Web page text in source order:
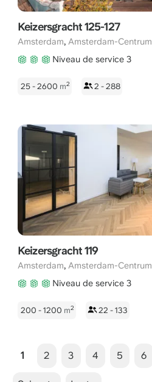
Keizersgracht 125-127
Amsterdam, Amsterdam-Centrum
Niveau de service 3
25 - 2600 m2 2 - 288
Keizersgracht 119
Amsterdam, Amsterdam-Centrum
Niveau de service 3
200 - 1200 m2 22 - 133
1 2 3 4 5 6